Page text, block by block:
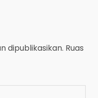
dipublikasikan. Ruas